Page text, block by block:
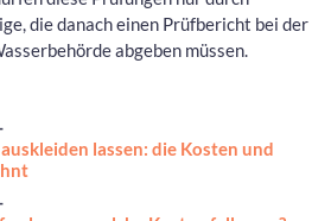
die danach einen Prüfbericht bei der
abgeben müssen.
lassen: die Kosten und